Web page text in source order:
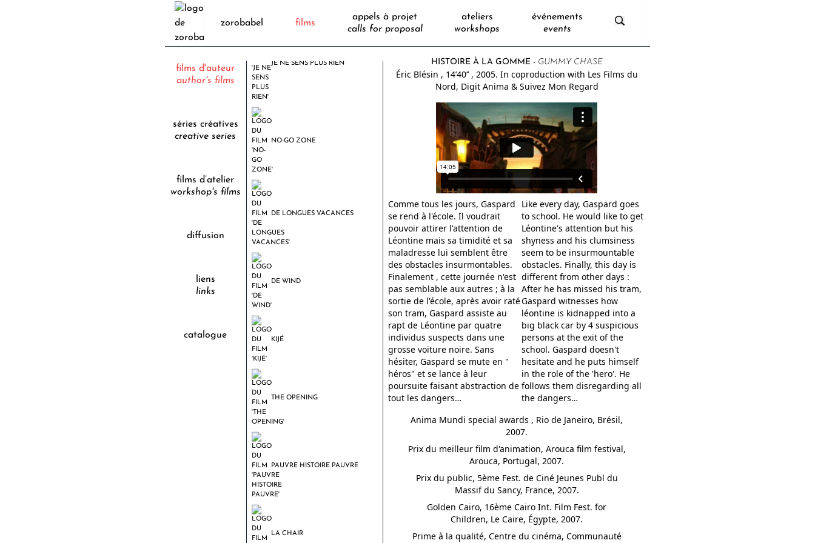
zorobabel films
appels à projet
calls for proposal
ateliers
workshops
événements
events
films d'auteur
author's films
séries créatives
creative series
films d’atelier
workshop's films
diffusion
liens
links
catalogue
JE NE SENS PLUS RIEN
NO-GO ZONE
DE LONGUES VACANCES
DE WIND
KIJÉ
THE OPENING
PAUVRE HISTOIRE PAUVRE
LA CHAIR
HISTOIRE À LA GOMME - GUMMY CHASE
Éric Blésin , 14’40’’ , 2005. In coproduction with Les Films du
Nord, Digit Anima & Suivez Mon Regard
Comme tous les jours, Gaspard
se rend à l'école. Il voudrait
pouvoir attirer l'attention de
Léontine mais sa timidité et sa
maladresse lui semblent être
des obstacles insurmontables.
Finalement , cette journée n'est
pas semblable aux autres ; à la
sortie de l'école, après avoir raté
son tram, Gaspard assiste au
rapt de Léontine par quatre
individus suspects dans une
grosse voiture noire. Sans
hésiter, Gaspard se mute en "
héros" et se lance à leur
poursuite faisant abstraction de
tout les dangers…
Like every day, Gaspard goes
to school. He would like to get
Léontine's attention but his
shyness and his clumsiness
seem to be insurmountable
obstacles. Finally, this day is
different from other days :
After he has missed his tram,
Gaspard witnesses how
léontine is kidnapped into a
big black car by 4 suspicious
persons at the exit of the
school. Gaspard doesn't
hesitate and he puts himself
in the role of the 'hero'. He
follows them disregarding all
the dangers…
Anima Mundi special awards , Rio de Janeiro, Brésil,
2007.
Prix du meilleur film d'animation, Arouca film festival,
Arouca, Portugal, 2007.
Prix du public, 5ème Fest. de Ciné Jeunes Publ du
Massif du Sancy, France, 2007.
Golden Cairo, 16ème Cairo Int. Film Fest. for
Children, Le Caire, Égypte, 2007.
Prime à la qualité, Centre du cinéma, Communauté